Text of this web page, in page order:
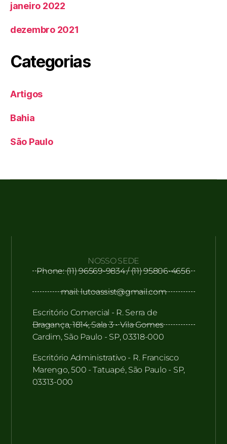
janeiro 2022
dezembro 2021
Categorias
Artigos
Bahia
São Paulo
NOSSO SEDE
Phone: (11) 96569-9834 / (11) 95806-4656
mail: lutoassist@gmail.com
Escritório Comercial - R. Serra de
Bragança, 1814, Sala 3 - Vila Gomes
Cardim, São Paulo - SP, 03318-000
Escritório Administrativo - R. Francisco
Marengo, 500 - Tatuapé, São Paulo - SP,
03313-000